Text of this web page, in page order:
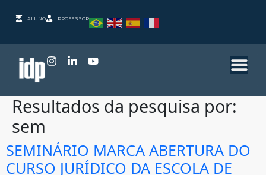
ALUNO PROFESSOR
Resultados da pesquisa por:
sem
SEMINÁRIO MARCA ABERTURA DO
CURSO JURÍDICO DA ESCOLA DE